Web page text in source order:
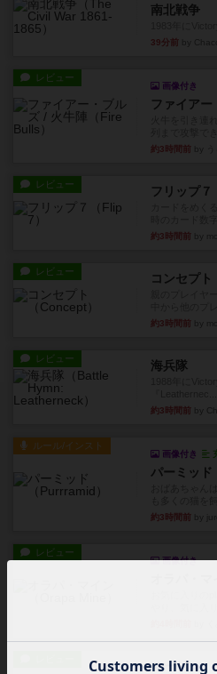
南北戦争
39分前
レビュー
画像付き
ファイア
約3時間前
レビュー フリップ７
約3時間前 by
レビュー コンセプト
約3時間前 by
レビュー 海兵隊
約3時間前
ルール/インスト
画像付き
パーミッド
約3時間前
レビュー
画像付き
マーリン